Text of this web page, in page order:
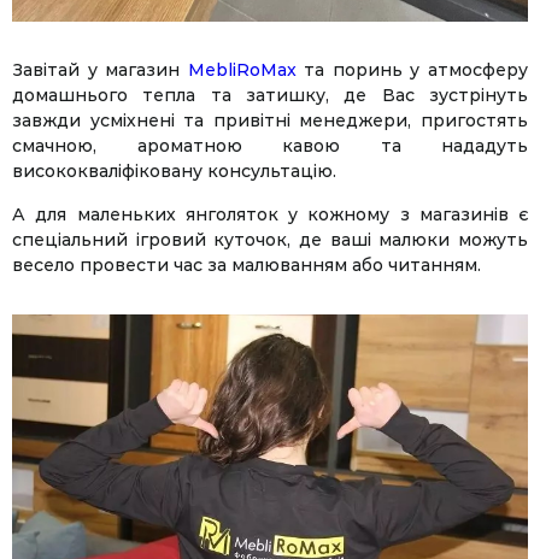
Завітай у магазин MebliRoМaxта поринь у атмосферу
домашнього тепла та затишку, де Вас зустрінуть
завжди усміхнені та привітні менеджери, пригостять
смачною, ароматною кавою та нададуть
висококваліфіковану консультацію.
А для маленьких янголяток у кожному з магазинів є
спеціальний ігровий куточок, де ваші малюки можуть
весело провести час за малюванням або читанням.